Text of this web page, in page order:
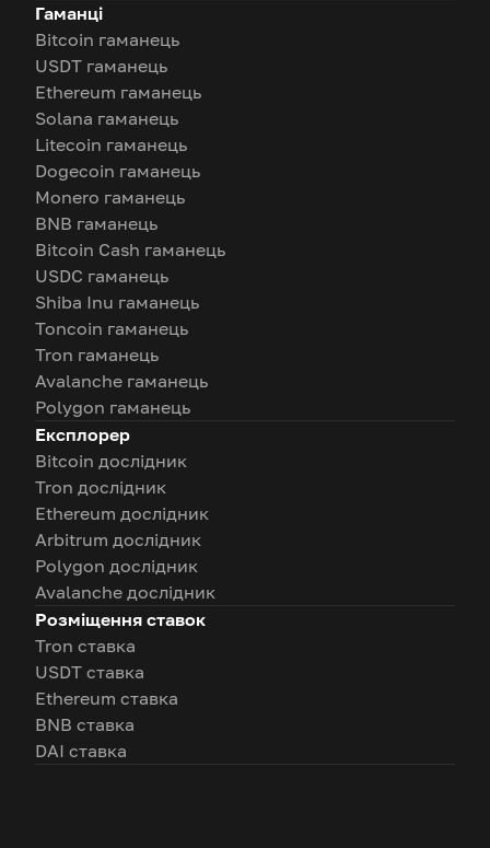
Гаманці
Bitcoin гаманець
USDT гаманець
Ethereum гаманець
Solana гаманець
Litecoin гаманець
Dogecoin гаманець
Monero гаманець
BNB гаманець
Bitcoin Cash гаманець
USDC гаманець
Shiba Inu гаманець
Toncoin гаманець
Tron гаманець
Avalanche гаманець
Polygon гаманець
Експлорер
Bitcoin дослідник
Tron дослідник
Ethereum дослідник
Arbitrum дослідник
Polygon дослідник
Avalanche дослідник
Розміщення ставок
Tron ставка
USDT ставка
Ethereum ставка
BNB ставка
DAI ставка